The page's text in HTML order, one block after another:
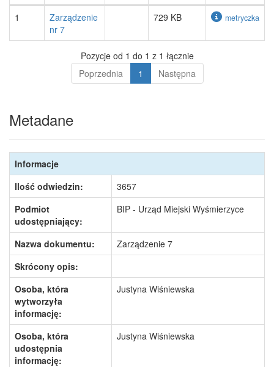
1
Zarządzenie
nr 7
729 KB metryczka
Pozycje od 1 do 1 z 1 łącznie
Poprzednia
1 Następna
Metadane
Informacje
Ilość odwiedzin:
3657
Podmiot
udostępniający:
BIP - Urząd Miejski Wyśmierzyce
Nazwa dokumentu:
Zarządzenie 7
Skrócony opis:
Osoba, która
wytworzyła
informację:
Justyna Wiśniewska
Osoba, która
udostępnia
informację:
Justyna Wiśniewska